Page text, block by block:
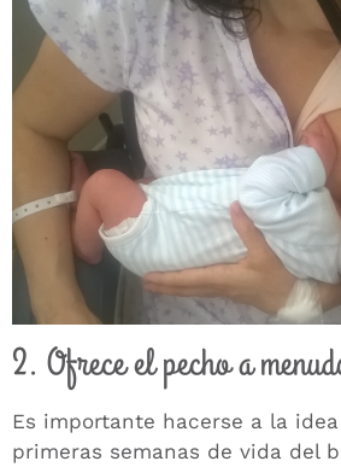
2. Ofrece el pecho a
Es importante hacerse a la
primeras semanas de vida del